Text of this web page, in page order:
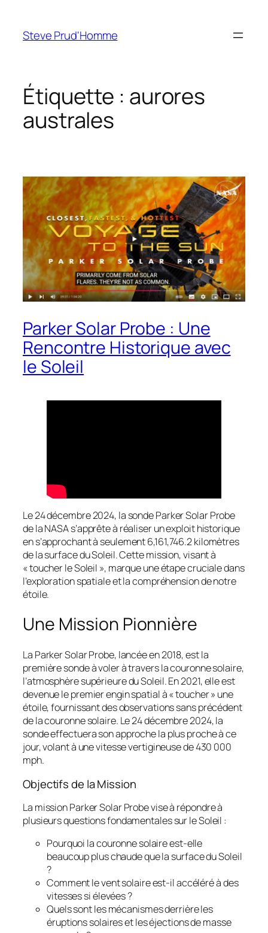
contenu
Steve Prud'Homme
Étiquette : aurores
australes
Parker Solar Probe : Une
Rencontre Historique avec
le Soleil
Le 24 décembre 2024, la sonde Parker Solar Probe
de la NASA s’apprête à réaliser un exploit historique
en s’approchant à seulement 6,161,746.2 kilomètres
de la surface du Soleil. Cette mission, visant à
« toucher le Soleil », marque une étape cruciale dans
l’exploration spatiale et la compréhension de notre
étoile.
Une Mission Pionnière
La Parker Solar Probe, lancée en 2018, est la
première sonde à voler à travers la couronne solaire,
l’atmosphère supérieure du Soleil. En 2021, elle est
devenue le premier engin spatial à « toucher » une
étoile, fournissant des observations sans précédent
de la couronne solaire. Le 24 décembre 2024, la
sonde effectuera son approche la plus proche à ce
jour, volant à une vitesse vertigineuse de 430 000
mph.
Objectifs de la Mission
La mission Parker Solar Probe vise à répondre à
plusieurs questions fondamentales sur le Soleil :
Pourquoi la couronne solaire est-elle
beaucoup plus chaude que la surface du Soleil
?
Comment le vent solaire est-il accéléré à des
vitesses si élevées ?
Quels sont les mécanismes derrière les
éruptions solaires et les éjections de masse